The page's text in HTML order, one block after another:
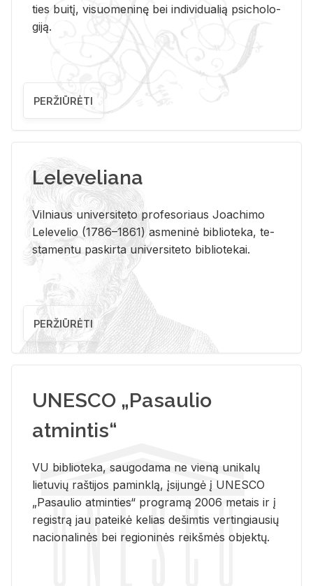
ties bui­tį, vi­suo­me­ni­nę bei in­di­vi­dua­lią psi­cho­lo­
gi­ją.
PERŽIŪRĖTI
Leleveliana
Vil­niaus uni­ver­si­te­to pro­fe­so­riaus Jo­a­chi­mo
Le­le­ve­lio (1786–1861) as­me­ni­nė bi­b­lio­te­ka, te­
sta­men­tu pa­skir­ta uni­ver­si­te­to bi­b­lio­te­kai.
PERŽIŪRĖTI
UNESCO „Pasaulio
atmintis“
VU biblioteka, saugodama ne vieną unikalų
lietuvių raštijos paminklą, įsijungė į UNESCO
„Pasaulio atminties“ programą 2006 metais ir į
registrą jau pateikė kelias dešimtis vertingiausių
nacionalinės bei regioninės reikšmės objektų.